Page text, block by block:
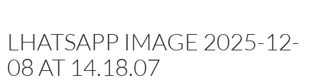
LHATSAPP IMAGE 2025-12-
08 AT 14.18.07